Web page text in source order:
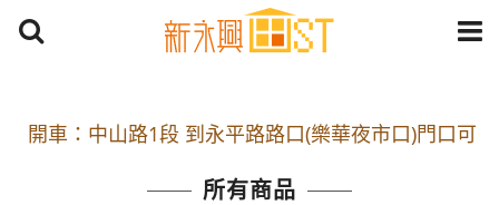
停車
捷運： 中和線【頂溪站 2 號出口】往中山路1段139
所有商品